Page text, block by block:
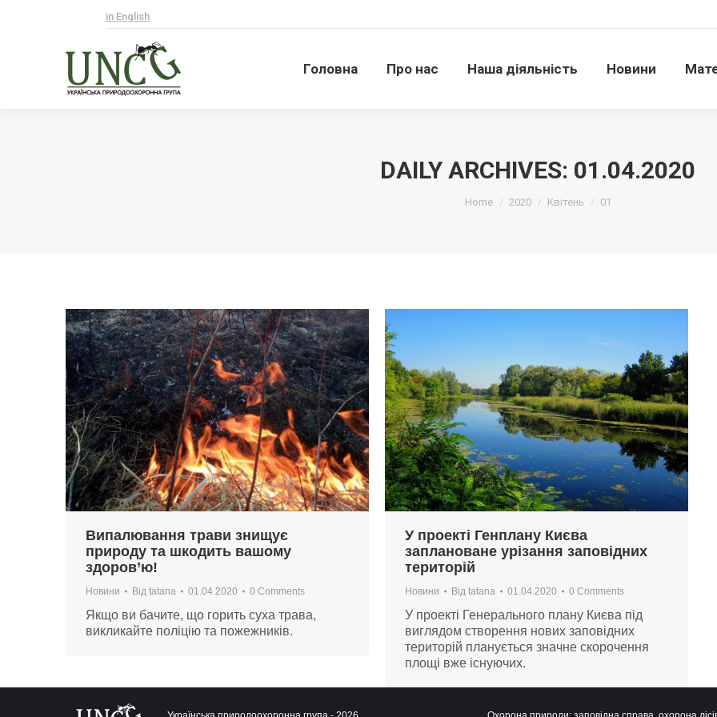
in English
Головна Про нас Наша діяльність Новини
DAILY ARCHIVES: 01.04.2020
Home 2020 Квітень 01
Випалювання трави знищує
природу та шкодить вашому
здоров’ю!
Новини Від tatana 01.04.2020 0 Comments
Якщо ви бачите, що горить суха трава,
викликайте поліцію та пожежників.
У проекті Генплану Києва
заплановане урізання заповідних
територій
Новини Від tatana 01.04.2020 0 Comments
У проекті Генерального плану Києва під
виглядом створення нових заповідних
територій планується значне скорочення
площі вже існуючих.
Головна Про нас Наша діяльність Новини